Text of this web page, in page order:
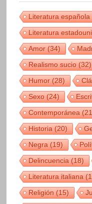
Literatura española
Literatura
Amor(34)
Realismo sucio(32)
Humor(28)
Sexo(24)
Contemporánea
Historia(20)
Negra(19)
Delincuencia(18)
Literatura italiana
Religión(15)